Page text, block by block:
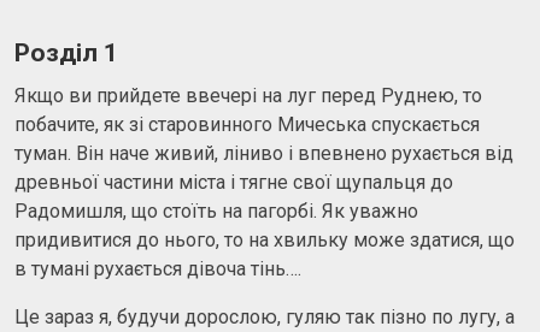
Розділ 1
Якщо ви прийдете ввечері на луг перед Руднею, то
побачите, як зі старовинного Мичеська спускається
туман. Він наче живий, ліниво і впевнено рухається від
древньої частини міста і тягне свої щупальця до
Радомишля, що стоїть на пагорбі. Як уважно
придивитися до нього, то на хвильку може здатися, що
в тумані рухається дівоча тінь….
Це зараз я, будучи дорослою, гуляю так пізно по лугу, а